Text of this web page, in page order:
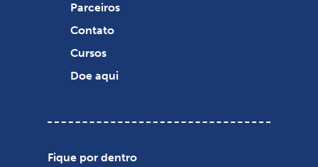
Parceiros
Contato
Cursos
Doe aqui
Fique por dentro